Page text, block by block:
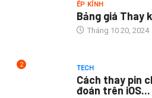
ÉP KÍNH
Bảng giá Thay
Tháng 10 20, 2024
2 TECH
Cách thay pin
đoán trên iOS...